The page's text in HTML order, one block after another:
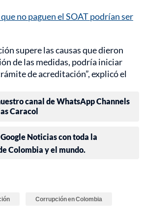
no paguen el SOAT podrían ser
supere las causas que dieron
de las medidas, podría iniciar
de acreditación”, explicó el
canal de WhatsApp Channels
Caracol
Noticias con toda la
Colombia y el mundo.
Corrupción en Colombia